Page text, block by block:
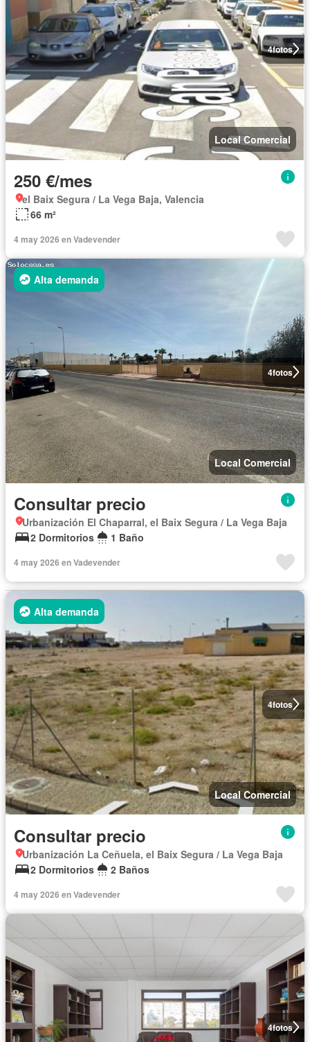
4fotos
Local Comercial
250 €/mes
el Baix Segura / La Vega Baja, Valencia
66 m²
4 may 2026 en Vadevender
4fotos
Alta demanda
Local Comercial
Consultar precio
Urbanización El Chaparral, el Baix Segura / La Vega Baja
2 Dormitorios
1 Baño
4 may 2026 en Vadevender
4fotos
Alta demanda
Local Comercial
Consultar precio
Urbanización La Ceñuela, el Baix Segura / La Vega Baja
2 Dormitorios
2 Baños
4 may 2026 en Vadevender
4fotos